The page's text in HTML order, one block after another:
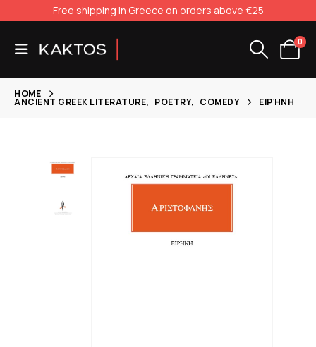
Free shipping in Greece on orders above €25
0
HOME
ANCIENT GREEK LITERATURE, POETRY, COMEDY ΕΙΡΉΝΗ